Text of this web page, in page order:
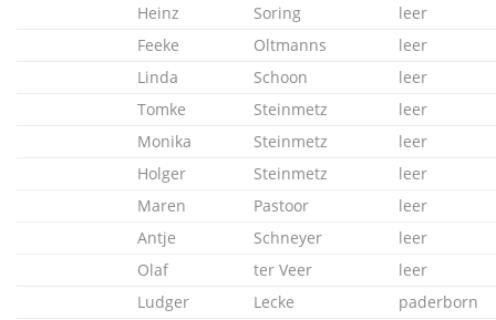
Heinz
Soring
leer
Feeke
Oltmanns
leer
Linda
Schoon
leer
Tomke
Steinmetz
leer
Monika
Steinmetz
leer
Holger
Steinmetz
leer
Maren
Pastoor
leer
Antje
Schneyer
leer
Olaf
ter Veer
leer
Ludger
Lecke
paderborn